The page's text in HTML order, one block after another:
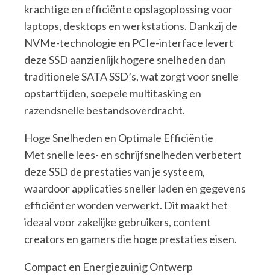
krachtige en efficiënte opslagoplossing voor
laptops, desktops en werkstations. Dankzij de
NVMe-technologie en PCIe-interface levert
deze SSD aanzienlijk hogere snelheden dan
traditionele SATA SSD’s, wat zorgt voor snelle
opstarttijden, soepele multitasking en
razendsnelle bestandsoverdracht.
Hoge Snelheden en Optimale Efficiëntie
Met snelle lees- en schrijfsnelheden verbetert
deze SSD de prestaties van je systeem,
waardoor applicaties sneller laden en gegevens
efficiënter worden verwerkt. Dit maakt het
ideaal voor zakelijke gebruikers, content
creators en gamers die hoge prestaties eisen.
Compact en Energiezuinig Ontwerp